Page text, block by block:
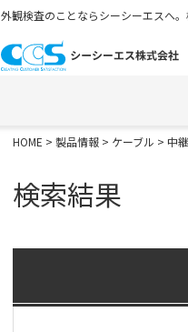
外観検査のことならシーシーエスへ
HOME > 製品情報 > ケーブル > 中
検索結果